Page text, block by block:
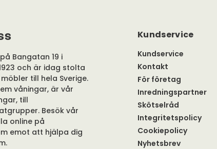
Bangatan 19 i
och är idag stolta
till hela Sverige.
våningar, är vår
till
Besök vår
online på
emot att hjälpa dig
Kundservice
Kundservice
Kontakt
För företag
Inredningspartner
Skötselråd
Integritetspolicy
Cookiepolicy
Nyhetsbrev